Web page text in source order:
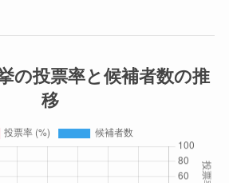
の投票率と候補者数の推
移